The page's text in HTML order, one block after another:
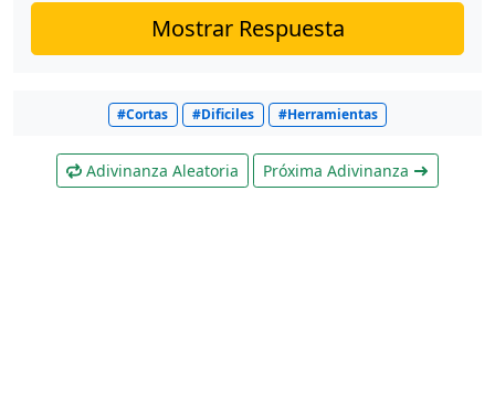
Mostrar Respuesta
#Cortas #Dificiles #Herramientas
Adivinanza Aleatoria Próxima Adivinanza